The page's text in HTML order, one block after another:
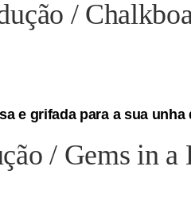
e grifada para a sua unha